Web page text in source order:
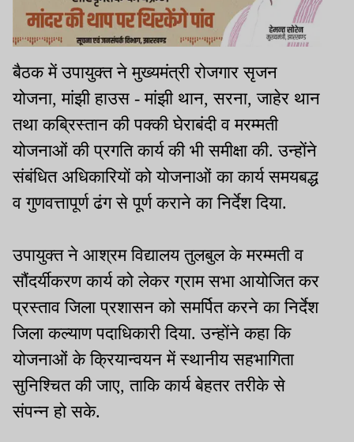
बैठक में उपायुक्त ने मुख्यमंत्री रोजगार सृजन
योजना, मांझी हाउस - मांझी थान, सरना, जाहेर थान
तथा कब्रिस्तान की पक्की घेराबंदी व मरम्मती
योजनाओं की प्रगति कार्य की भी समीक्षा की. उन्होंने
संबंधित अधिकारियों को योजनाओं का कार्य समयबद्ध
व गुणवत्तापूर्ण ढंग से पूर्ण कराने का निर्देश दिया.
उपायुक्त ने आश्रम विद्यालय तुलबुल के मरम्मती व
सौंदर्यीकरण कार्य को लेकर ग्राम सभा आयोजित कर
प्रस्ताव जिला प्रशासन को समर्पित करने का निर्देश
जिला कल्याण पदाधिकारी दिया. उन्होंने कहा कि
योजनाओं के क्रियान्वयन में स्थानीय सहभागिता
सुनिश्चित की जाए, ताकि कार्य बेहतर तरीके से
संपन्न हो सके.